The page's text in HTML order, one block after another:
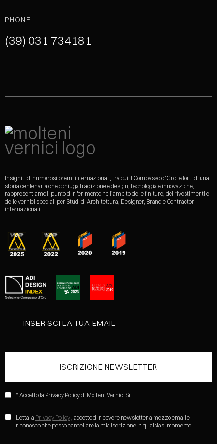
PHONE
(39) 031 734181
Insigniti di numerosi premi internazionali, tra cui il Compasso d’Oro, e forti di una
storia centenaria che coniuga tradizione e design, tecnologia e innovazione,
rappresentiamo il punto di riferimento nell’ambito delle finiture, dei rivestimenti e
delle vernici speciali per Studi di Architettura, Designer, Brand e Contractor
internazionali.
* Accetto la Privacy Policy di Molteni Vernici Srl
Letta la Privacy Policy , accetto di ricevere newsletter a mezzo email e
riconosco che posso cancellare la mia iscrizione in qualsiasi momento.